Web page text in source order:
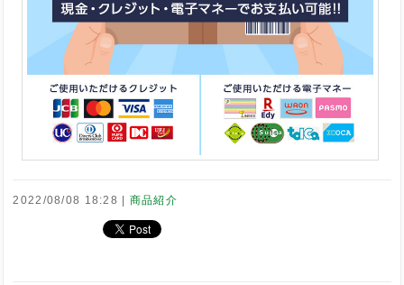
2022/08/08 18:28 商品紹介